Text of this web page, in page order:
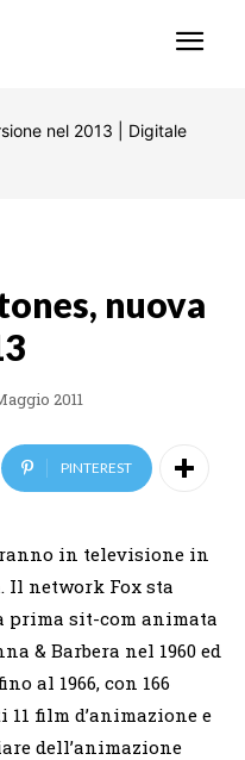
nuova
2011
PINTEREST
in televisione in
Il network Fox sta
prima sit-com animata
& Barbera nel 1960 ed
al 1966, con 166
film d’animazione e
dell’animazione